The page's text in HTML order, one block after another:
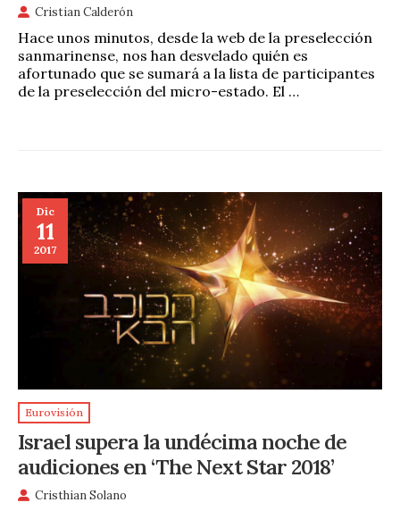
Cristian Calderón
Hace unos minutos, desde la web de la preselección
sanmarinense, nos han desvelado quién es
afortunado que se sumará a la lista de participantes
de la preselección del micro-estado. El …
Dic
11
2017
Eurovisión
Israel supera la undécima noche de
audiciones en ‘The Next Star 2018’
Cristhian Solano